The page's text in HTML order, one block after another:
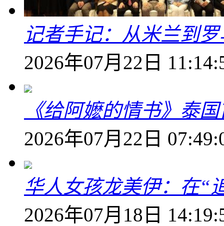
记者手记：从米兰到
2026年07月22日
《给阿嬷的情书》泰
2026年07月22日
华人女孩龙美伊：在“
2026年07月18日